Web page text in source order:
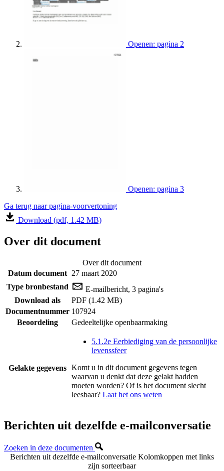
Openen: pagina 2
Openen: pagina 3
Ga terug naar pagina-voorvertoning
Download (pdf, 1.42 MB)
Over dit document
Over dit document
Datum document 27 maart 2020
Type bronbestand
E-mailbericht, 3 pagina's
Download als
PDF (1.42 MB)
Documentnummer 107924
Beoordeling
Gedeeltelijke openbaarmaking
Gelakte gegevens
5.1.2e Eerbiediging van de persoonlijke
levenssfeer
Komt u in dit document gegevens tegen
waarvan u denkt dat deze gelakt hadden
moeten worden? Of is het document slecht
leesbaar? Laat het ons weten
Berichten uit dezelfde e-mailconversatie
Zoeken in deze documenten
Berichten uit dezelfde e-mailconversatie Kolomkoppen met links
zijn sorteerbaar